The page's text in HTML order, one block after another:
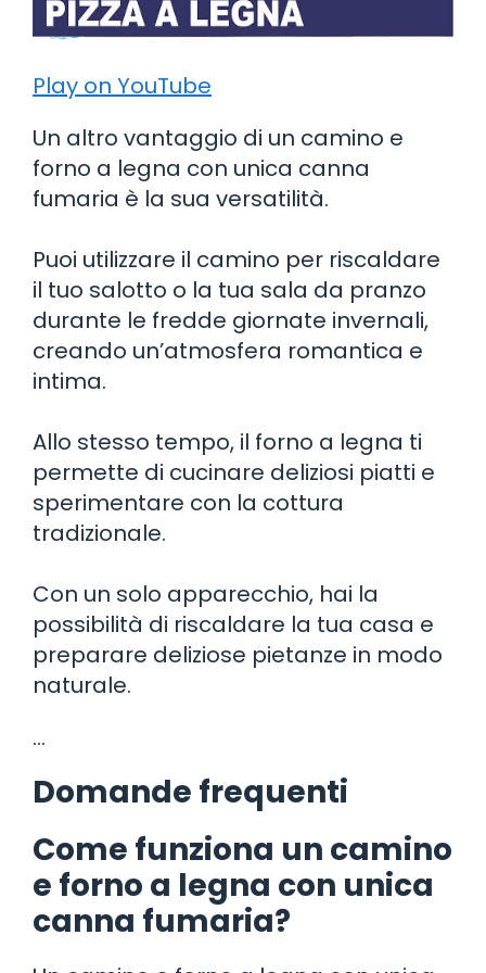
Play on YouTube
Un altro vantaggio di un camino e
forno a legna con unica canna
fumaria è la sua versatilità.
Puoi utilizzare il camino per riscaldare
il tuo salotto o la tua sala da pranzo
durante le fredde giornate invernali,
creando un’atmosfera romantica e
intima.
Allo stesso tempo, il forno a legna ti
permette di cucinare deliziosi piatti e
sperimentare con la cottura
tradizionale.
Con un solo apparecchio, hai la
possibilità di riscaldare la tua casa e
preparare deliziose pietanze in modo
naturale.
…
Domande frequenti
Come funziona un camino
e forno a legna con unica
canna fumaria?